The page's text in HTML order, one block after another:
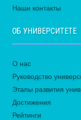
Наши контакты
ОБ УНИВЕРСИТЕТЕ
О нас
Руководство
Этапы развития
Достижения
Рейтинги